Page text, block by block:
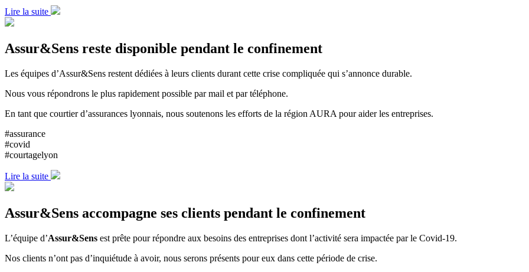
Lire la suite
Assur&Sens reste disponible pendant le confinement
Les équipes d’Assur&Sens restent dédiées à leurs clients durant cette crise compliquée qui s’annonce durable.
Nous vous répondrons le plus rapidement possible par mail et par téléphone.
En tant que courtier d’assurances lyonnais, nous soutenons les efforts de la région AURA pour aider les entreprises.
#assurance
#covid
#courtagelyon
Lire la suite
Assur&Sens accompagne ses clients pendant le confinement
L’équipe d’Assur&Sens est prête pour répondre aux besoins des entreprises dont l’activité sera impactée par le Covid-19.
Nos clients n’ont pas d’inquiétude à avoir, nous serons présents pour eux dans cette période de crise.